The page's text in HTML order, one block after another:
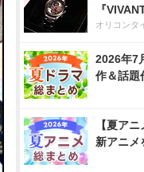
『
オリコンタ
2026年7
作＆話題
【夏ア
新アニメ